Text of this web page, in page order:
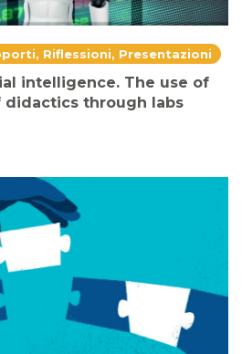
Riflessioni, Presentazioni
intelligence. The use of
through labs